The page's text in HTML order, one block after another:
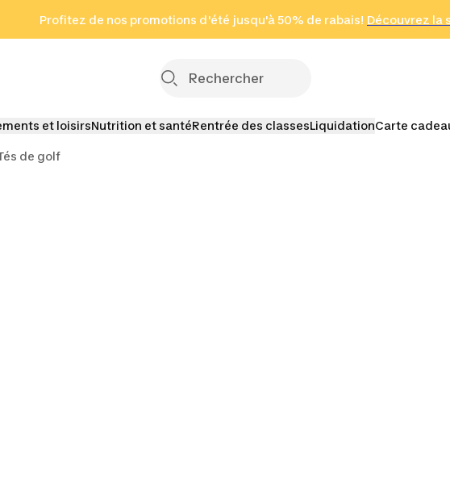
au pied de page
Profitez de nos promotions d'été jusqu'à 50% de rabais! Découvrez la
Cliquez ici
en seulement 2
(Zones sélectionnées)
et loisirsNutrition et santéRentrée des classesLiquidationCarte
de golf